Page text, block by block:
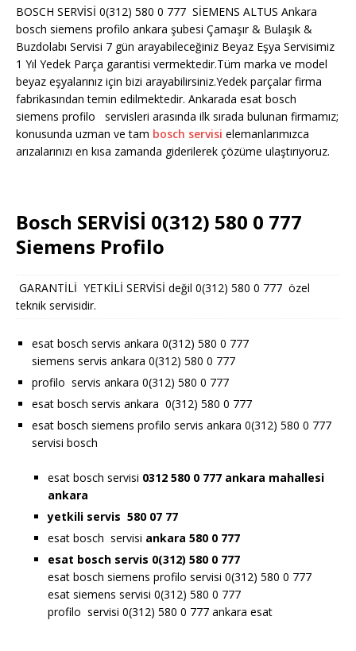
BOSCH SERVİSİ 0(312) 580 0 777 SİEMENS ALTUS Ankara
bosch siemens profilo ankara şubesi Çamaşır & Bulaşık &
Buzdolabı Servisi 7 gün arayabileceğiniz Beyaz Eşya Servisimiz
1 Yıl Yedek Parça garantisi vermektedir.Tüm marka ve model
beyaz eşyalarınız için bizi arayabilirsiniz.Yedek parçalar firma
fabrikasından temin edilmektedir. Ankarada esat bosch
siemens profilo servisleri arasında ilk sırada bulunan firmamız;
konusunda uzman ve tam bosch servisi elemanlarımızca
arızalarınızı en kısa zamanda giderilerek çözüme ulaştırıyoruz.
Bosch SERVİSİ 0(312) 580 0 777
Siemens Profilo
GARANTİLİ YETKİLİ SERVİSİ değil 0(312) 580 0 777 özel
teknik servisidir.
esat bosch servis ankara 0(312) 580 0 777
siemens servis ankara 0(312) 580 0 777
profilo servis ankara 0(312) 580 0 777
esat bosch servis ankara 0(312) 580 0 777
esat bosch siemens profilo servis ankara 0(312) 580 0 777
servisi bosch
esat bosch servisi 0312 580 0 777 ankara mahallesi
ankara
yetkili servis 580 07 77
esat bosch servisi ankara 580 0 777
esat bosch servis 0(312) 580 0 777
esat bosch siemens profilo servisi 0(312) 580 0 777
esat siemens servisi 0(312) 580 0 777
profilo servisi 0(312) 580 0 777 ankara esat